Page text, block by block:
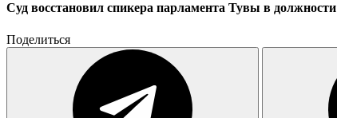
Суд восстановил спикера парламента Тувы в должности
Поделиться